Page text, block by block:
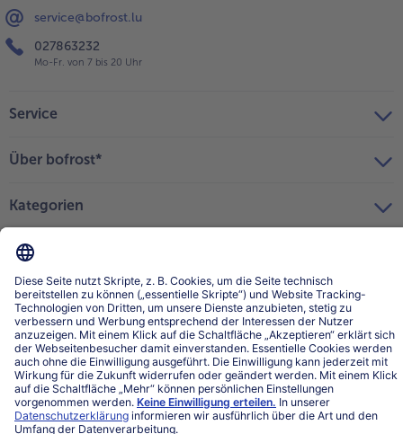
service@bofrost.lu
027863232
Mo-Fr. von 7 bis 20 Uhr
Service
Über bofrost*
Kategorien